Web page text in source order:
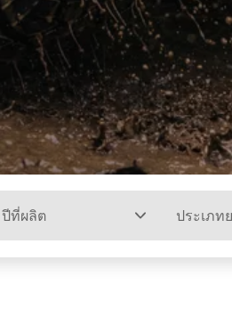
ปีที่ผลิต ประเภท